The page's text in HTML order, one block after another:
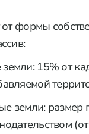
формы
15% от
земли: размер